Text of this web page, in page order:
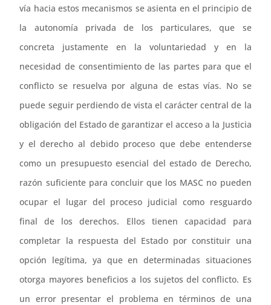
vía hacia estos mecanismos se asienta en el principio de
la autonomía privada de los particulares, que se
concreta justamente en la voluntariedad y en la
necesidad de consentimiento de las partes para que el
conflicto se resuelva por alguna de estas vías. No se
puede seguir perdiendo de vista el carácter central de la
obligación del Estado de garantizar el acceso a la Justicia
y el derecho al debido proceso que debe entenderse
como un presupuesto esencial del estado de Derecho,
razón suficiente para concluir que los MASC no pueden
ocupar el lugar del proceso judicial como resguardo
final de los derechos. Ellos tienen capacidad para
completar la respuesta del Estado por constituir una
opción legítima, ya que en determinadas situaciones
otorga mayores beneficios a los sujetos del conflicto. Es
un error presentar el problema en términos de una